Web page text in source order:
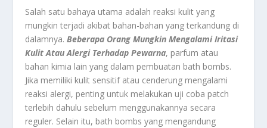
Salah satu bahaya utama adalah reaksi kulit yang
mungkin terjadi akibat bahan-bahan yang terkandung di
dalamnya.Beberapa Orang Mungkin Mengalami Iritasi
Kulit Atau Alergi Terhadap Pewarna, parfum atau
bahan kimia lain yang dalam pembuatan bath bombs.
Jika memiliki kulit sensitif atau cenderung mengalami
reaksi alergi, penting untuk melakukan uji coba patch
terlebih dahulu sebelum menggunakannya secara
reguler. Selain itu, bath bombs yang mengandung